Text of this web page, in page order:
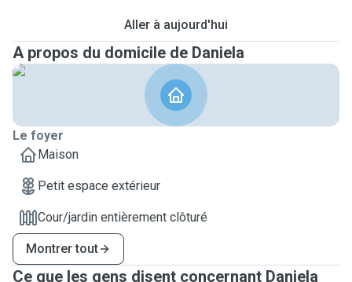
Aller à aujourd'hui
A propos du domicile de Daniela
Le foyer
Maison
Petit espace extérieur
Cour/jardin entièrement clôturé
Montrer tout
Ce que les gens disent concernant Daniela